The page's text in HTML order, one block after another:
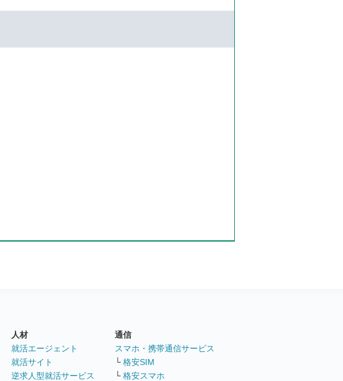
人材
就活エージェント
就活サイト
逆求人型就活サービス
通信
スマホ・携帯通信サービス
└ 格安SIM
└ 格安スマホ